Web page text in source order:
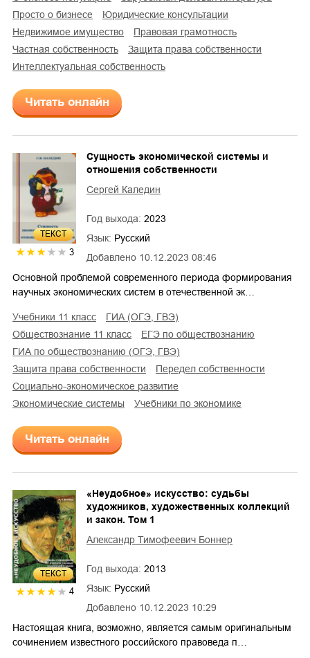
просто о бизнесе
юридические консультации
недвижимое имущество
правовая грамотность
частная собственность
защита права собственности
интеллектуальная собственность
Читать онлайн
ТЕКСТ
3 Добавлено 10.12.2023 08:46
Сущность экономической системы и
отношения собственности
Сергей Каледин
Год выхода: 2023
Язык: Русский
Основной проблемой современного периода формирования
научных экономических систем в отечественной эк…
учебники 11 класс
ГИА (ОГЭ, ГВЭ)
обществознание 11 класс
ЕГЭ по обществознанию
ГИА по обществознанию (ОГЭ, ГВЭ)
защита права собственности
передел собственности
социально-экономическое развитие
экономические системы
учебники по экономике
Читать онлайн
ТЕКСТ
4
Добавлено 10.12.2023 10:29
«Неудобное» искусство: судьбы
художников, художественных коллекций
и закон. Том 1
Александр Тимофеевич Боннер
Год выхода: 2013
Язык: Русский
Настоящая книга, возможно, является самым оригинальным
сочинением известного российского правоведа п…